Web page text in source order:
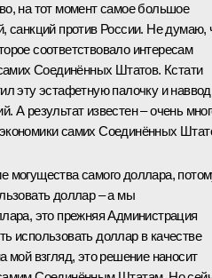
на тот момент самое большое
санкций против России. Не думаю,
соответствовало интересам
Соединённых Штатов. Кстати
эту эстафетную палочку и
А результат известен – очень
самих Соединённых
могущества самого доллара,
доллар – а мы
это прежняя Администрация
использовать доллар в качестве
мой взгляд, это решение наносит